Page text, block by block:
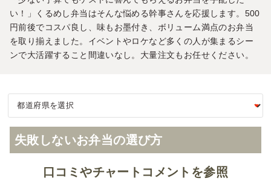
い！」くるめし弁当はそんな悩める幹事さんを応援します。500
円前後でコスパ良し、味もお墨付き、ボリューム満点のお弁当
を取り揃えました。イベントやロケなど多くの人が集まるシー
ンで大活躍すること間違いなし。大量注文もお任せください。
失敗しないお弁当の選び方
口コミやチャートコメントを参照